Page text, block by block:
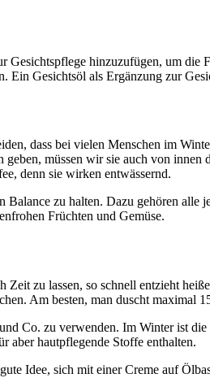
Gesichtspflege hinzuzufügen, um die
Ein Gesichtsöl als Ergänzung zur
dass bei vielen Menschen im
müssen wir sie auch von
denn sie wirken entwässernd.
zu halten. Dazu gehören alle
Früchten und Gemüse.
Zeit zu lassen, so schnell entzieht
Am besten, man duscht maximal
Co. zu verwenden. Im Winter ist
aber hautpflegende Stoffe enthalten.
Idee, sich mit einer Creme auf